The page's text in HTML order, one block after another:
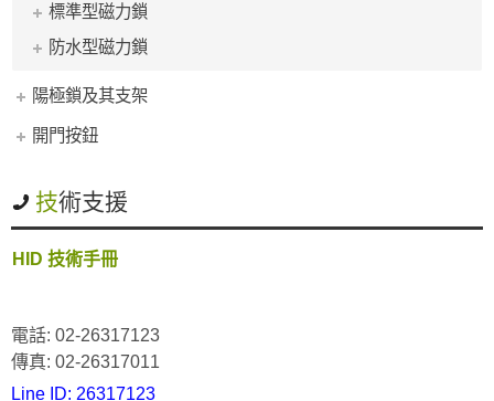
標準型磁力鎖
防水型磁力鎖
陽極鎖及其支架
開門按鈕
技術支援
HID 技術手冊
電話: 02-26317123
傳真: 02-26317011
Line ID: 26317123